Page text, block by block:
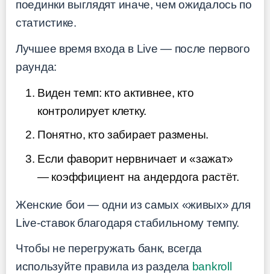
поединки выглядят иначе, чем ожидалось по
статистике.
Лучшее время входа в Live — после первого
раунда:
Виден темп: кто активнее, кто
контролирует клетку.
Понятно, кто забирает размены.
Если фаворит нервничает и «зажат»
— коэффициент на андердога растёт.
Женские бои — одни из самых «живых» для
Live-ставок благодаря стабильному темпу.
Чтобы не перегружать банк, всегда
используйте правила из раздела bankroll